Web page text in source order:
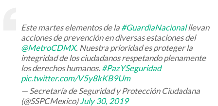
Este martes elementos de la #GuardiaNacionalllevan
acciones de prevención en diversas estaciones del
@MetroCDMX. Nuestra prioridad es proteger la
integridad de los ciudadanos respetando plenamente
los derechos humanos. #PazYSeguridad
pic.twitter.com/V5y8kKB9Um
— Secretaría de Seguridad y Protección Ciudadana
(@SSPCMexico)July 30, 2019